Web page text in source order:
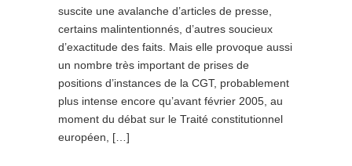
suscite une avalanche d’articles de presse,
certains malintentionnés, d’autres soucieux
d’exactitude des faits. Mais elle provoque aussi
un nombre très important de prises de
positions d’instances de la CGT, probablement
plus intense encore qu’avant février 2005, au
moment du débat sur le Traité constitutionnel
européen, […]